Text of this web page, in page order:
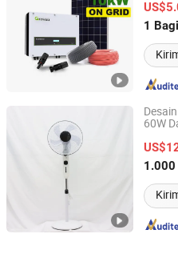
1
Shanghai, China
Desain
60W
1.000
Guangdong Geren Electric
Guangdong, China